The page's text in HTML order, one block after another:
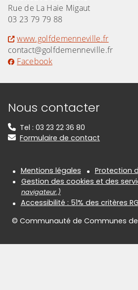
Rue de La Haie Migaut
03 23 79 79 88
www.golfdemenneville.fr
contact@golfdemenneville.fr
Facebook
Informations
Nous contacter
Tel : 03 23 22 36 80
Formulaire de contact
Informations
Mentions légales
Protection
Gestion des cookies et des
navigateur.)
Accessibilité : 51% des critères
© Communauté de Communes